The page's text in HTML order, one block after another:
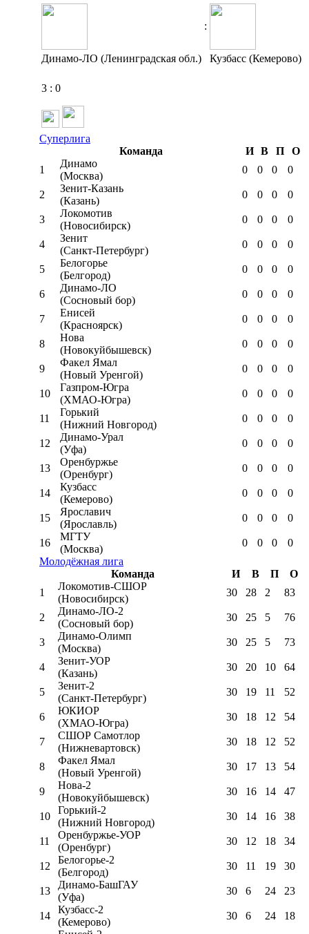
:
Динамо-ЛО (Ленинградская обл.) Кузбасс (Кемерово)
3 : 0
Суперлига
Команда
И В П
О
1
Динамо
(Москва)
0 0 0 0
2
Зенит-Казань
(Казань)
0 0 0 0
3
Локомотив
(Новосибирск)
0 0 0 0
4
Зенит
(Санкт-Петербург)
0 0 0 0
5
Белогорье
(Белгород)
0 0 0 0
6
Динамо-ЛО
(Сосновый бор)
0 0 0 0
7
Енисей
(Красноярск)
0 0 0 0
8
Нова
(Новокуйбышевск)
0 0 0 0
9
Факел Ямал
(Новый Уренгой)
0 0 0 0
10
Газпром-Югра
(ХМАО-Югра)
0 0 0 0
11
Горький
(Нижний Новгород)
0 0 0 0
12
Динамо-Урал
(Уфа)
0 0 0 0
13
Оренбуржье
(Оренбург)
0 0 0 0
14
Кузбасс
(Кемерово)
0 0 0 0
15
Ярославич
(Ярославль)
0 0 0 0
16
МГТУ
(Москва)
0 0 0
0
Молодёжная лига
Команда
И В П
О
1
Локомотив-CШОР
(Новосибирск)
30 28 2 83
2
Динамо-ЛО-2
(Сосновый бор)
30 25 5 76
3
Динамо-Олимп
(Москва)
30 25 5 73
4
Зенит-УОР
(Казань)
30 20 10 64
5
Зенит-2
(Санкт-Петербург)
30 19 11 52
6
ЮКИОР
(ХМАО-Югра)
30 18 12 54
7
СШОР Самотлор
(Нижневартовск)
30 18 12 52
8
Факел Ямал
(Новый Уренгой)
30 17 13 54
9
Нова-2
(Новокуйбышевск)
30 16 14 47
10
Горький-2
(Нижний Новгород)
30 14 16 38
11
Оренбуржье-УОР
(Оренбург)
30 12 18 34
12
Белогорье-2
(Белгород)
30 11 19 30
13
Динамо-БашГАУ
(Уфа)
30 6 24 23
14
Кузбасс-2
(Кемерово)
30 6 24 18